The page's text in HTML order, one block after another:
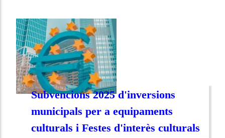
Subvencions 2025 d'inversions
municipals per a equipaments
culturals i Festes d'interès culturals